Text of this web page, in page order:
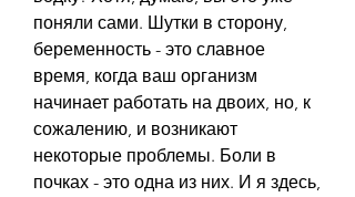
поняли сами. Шутки в сторону,
беременность - это славное
время, когда ваш организм
начинает работать на двоих, но, к
сожалению, и возникают
некоторые проблемы. Боли в
почках - это одна из них. И я здесь,